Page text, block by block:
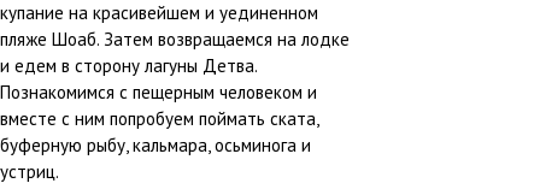
купание на красивейшем и уединенном
пляже Шоаб. Затем возвращаемся на лодке
и едем в сторону лагуны Детва.
Познакомимся с пещерным человеком и
вместе с ним попробуем поймать ската,
буферную рыбу, кальмара, осьминога и
устриц.